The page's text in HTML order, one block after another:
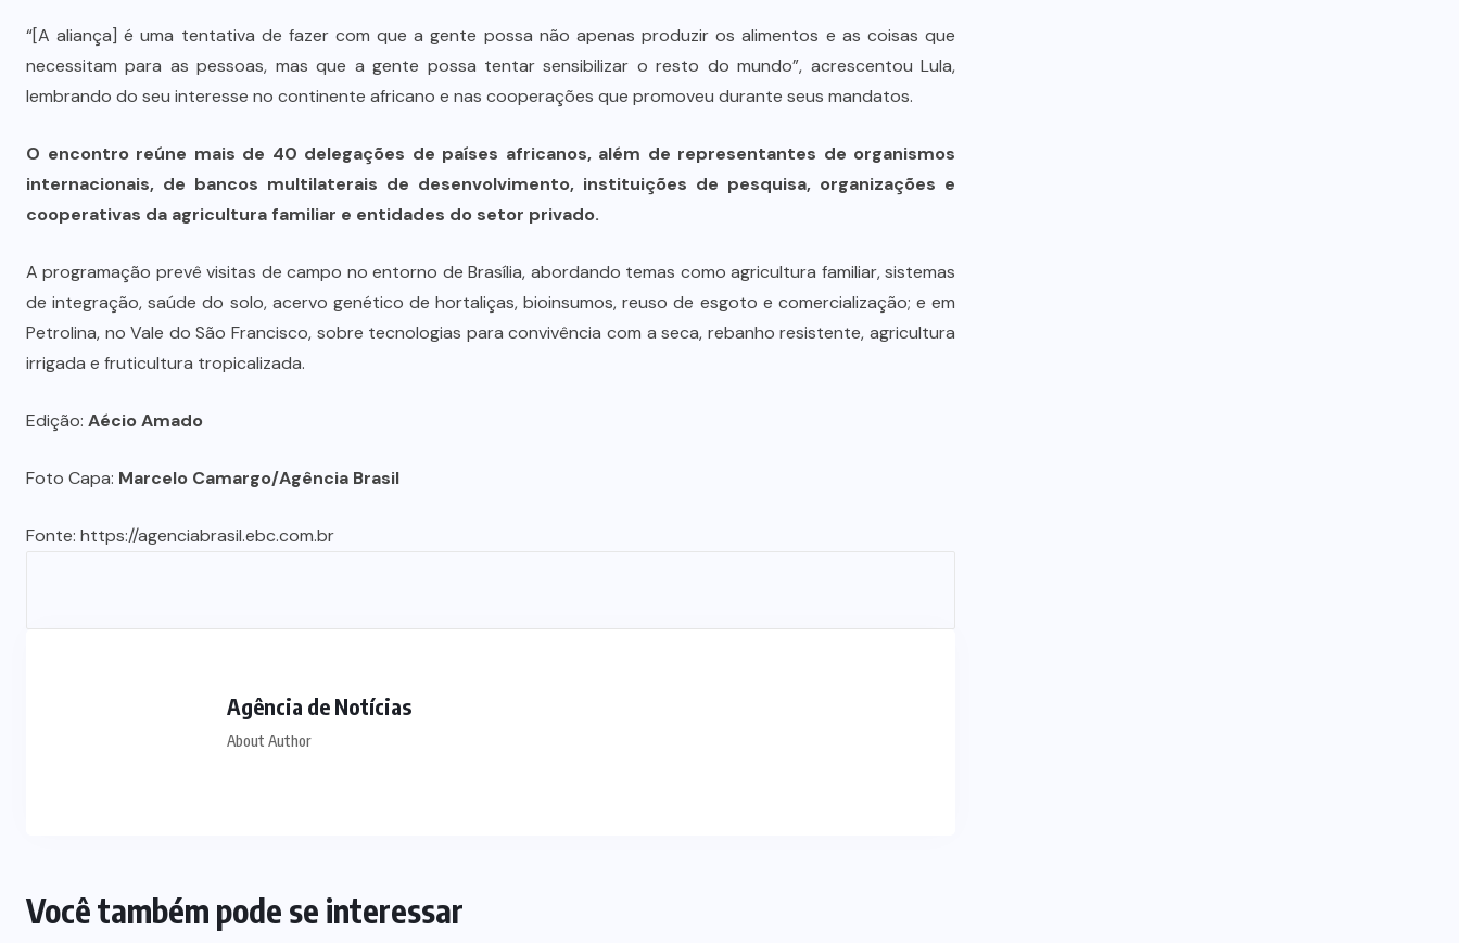
“[A aliança] é uma tentativa de fazer com que a gente possa não apenas produzir os alimentos e as coisas que
necessitam para as pessoas, mas que a gente possa tentar sensibilizar o resto do mundo”, acrescentou Lula,
lembrando do seu interesse no continente africano e nas cooperações que promoveu durante seus mandatos.
O encontro reúne mais de 40 delegações de países africanos, além de representantes de organismos
internacionais, de bancos multilaterais de desenvolvimento, instituições de pesquisa, organizações e
cooperativas da agricultura familiar e entidades do setor privado.
A programação prevê visitas de campo no entorno de Brasília, abordando temas como agricultura familiar, sistemas
de integração, saúde do solo, acervo genético de hortaliças, bioinsumos, reuso de esgoto e comercialização; e em
Petrolina, no Vale do São Francisco, sobre tecnologias para convivência com a seca, rebanho resistente, agricultura
irrigada e fruticultura tropicalizada.
Edição: Aécio Amado
Foto Capa: Marcelo Camargo/Agência Brasil
Fonte: https://agenciabrasil.ebc.com.br
Agência de Notícias
About Author
Você também pode se interessar